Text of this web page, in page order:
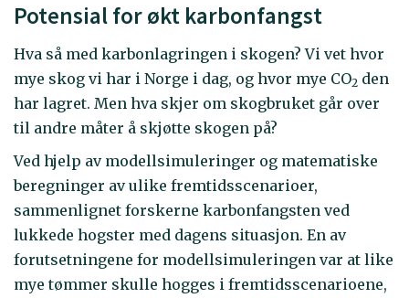
Potensial for økt karbonfangst
Hva så med karbonlagringen i skogen? Vi vet hvor
mye skog vi har i Norge i dag, og hvor mye CO2 den
har lagret. Men hva skjer om skogbruket går over
til andre måter å skjøtte skogen på?
Ved hjelp av modellsimuleringer og matematiske
beregninger av ulike fremtidsscenarioer,
sammenlignet forskerne karbonfangsten ved
lukkede hogster med dagens situasjon. En av
forutsetningene for modellsimuleringen var at like
mye tømmer skulle hogges i fremtidsscenarioene,